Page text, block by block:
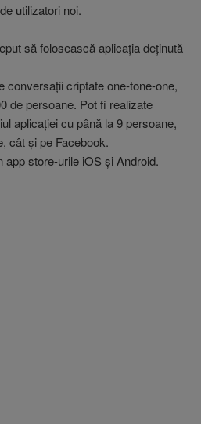
utilizatori noi.
să folosească aplicaţia deţinută
conversaţii criptate one-tone-one,
de persoane. Pot fi realizate
aplicaţiei cu până la 9 persoane,
cât şi pe Facebook.
app store-urile iOS şi Android.